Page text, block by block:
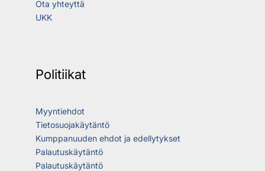
Ota yhteyttä
UKK
Politiikat
Myyntiehdot
Tietosuojakäytäntö
Kumppanuuden ehdot ja edellytykset
Palautuskäytäntö
Palautuskäytäntö